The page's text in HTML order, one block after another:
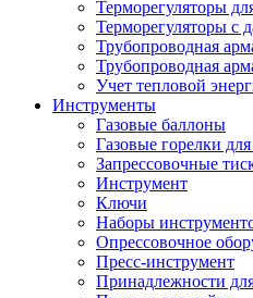
Терморегуляторы
Терморегуляторы с
Трубопроводная
Трубопроводная
Учет тепловой
Инструменты
Газовые баллоны
Газовые горелки
Запрессовочные
Инструмент
Ключи
Наборы
Опрессовочное
Пресс-инструмент
Принадлежности